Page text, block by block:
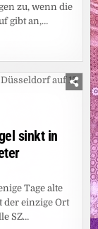
zu, wenn die
gibt an,…
sinkt in
Tage alte
der einzige Ort
SZ…